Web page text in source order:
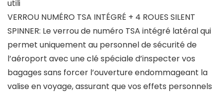
utili
VERROU NUMÉRO TSA INTÉGRÉ + 4 ROUES SILENT
SPINNER: Le verrou de numéro TSA intégré latéral qui
permet uniquement au personnel de sécurité de
l’aéroport avec une clé spéciale d’inspecter vos
bagages sans forcer l’ouverture endommageant la
valise en voyage, assurant que vos effets personnels